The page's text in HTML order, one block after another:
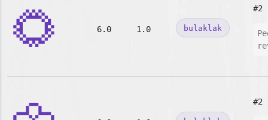
🌻 6.0 1.0 bulaklak
#2
#2